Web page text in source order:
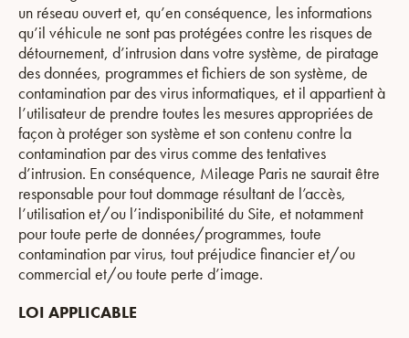
un réseau ouvert et, qu’en conséquence, les informations
qu’il véhicule ne sont pas protégées contre les risques de
détournement, d’intrusion dans votre système, de piratage
des données, programmes et fichiers de son système, de
contamination par des virus informatiques, et il appartient à
l’utilisateur de prendre toutes les mesures appropriées de
façon à protéger son système et son contenu contre la
contamination par des virus comme des tentatives
d’intrusion. En conséquence, Mileage Paris ne saurait être
responsable pour tout dommage résultant de l’accès,
l’utilisation et/ou l’indisponibilité du Site, et notamment
pour toute perte de données/programmes, toute
contamination par virus, tout préjudice financier et/ou
commercial et/ou toute perte d’image.
LOI APPLICABLE